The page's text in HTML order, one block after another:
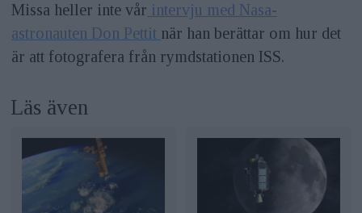
Missa heller inte vår intervju med Nasa-
astronauten Don Pettit när han berättar om hur det
är att fotografera från rymdstationen ISS.
Läs även